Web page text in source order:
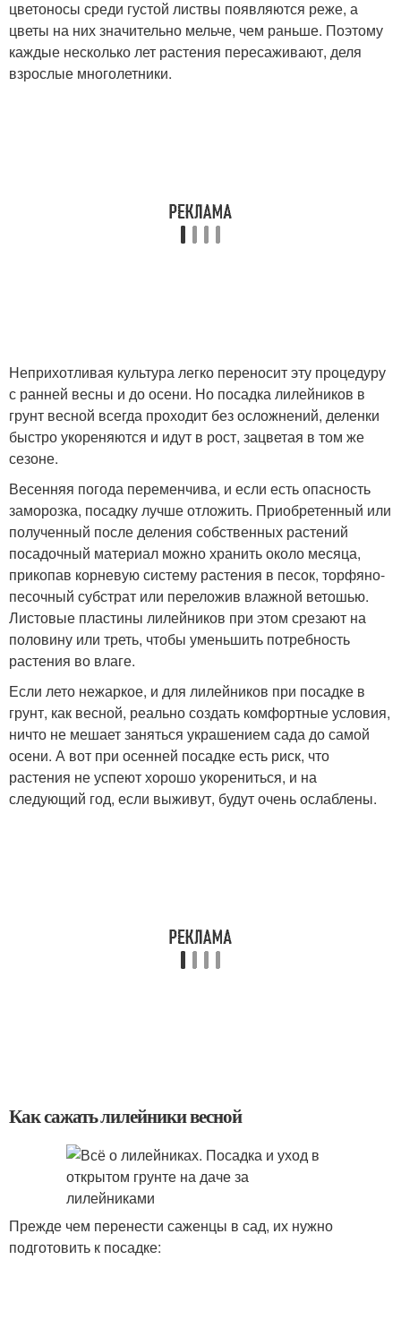
цветоносы среди густой листвы появляются реже, а
цветы на них значительно мельче, чем раньше. Поэтому
каждые несколько лет растения пересаживают, деля
взрослые многолетники.
Неприхотливая культура легко переносит эту процедуру
с ранней весны и до осени. Но посадка лилейников в
грунт весной всегда проходит без осложнений, деленки
быстро укореняются и идут в рост, зацветая в том же
сезоне.
Весенняя погода переменчива, и если есть опасность
заморозка, посадку лучше отложить. Приобретенный или
полученный после деления собственных растений
посадочный материал можно хранить около месяца,
прикопав корневую систему растения в песок, торфяно-
песочный субстрат или переложив влажной ветошью.
Листовые пластины лилейников при этом срезают на
половину или треть, чтобы уменьшить потребность
растения во влаге.
Если лето нежаркое, и для лилейников при посадке в
грунт, как весной, реально создать комфортные условия,
ничто не мешает заняться украшением сада до самой
осени. А вот при осенней посадке есть риск, что
растения не успеют хорошо укорениться, и на
следующий год, если выживут, будут очень ослаблены.
Как сажать лилейники весной
Прежде чем перенести саженцы в сад, их нужно
подготовить к посадке: